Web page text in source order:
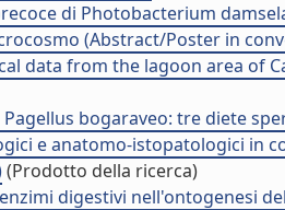
di Photobacterium
(Abstract/Poster in
data from the lagoon area of
Pagellus bogaraveo: tre diete
e anatomo-istopatologici in
(Prodotto della ricerca)
digestivi nell'ontogenesi